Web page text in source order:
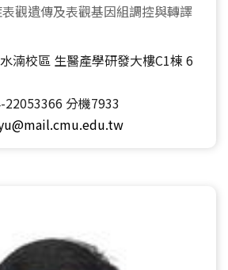
觀遺傳及表觀基因組調控與轉譯
水湳校區 生醫產學研發大樓C1棟 6
22053366 分機7933